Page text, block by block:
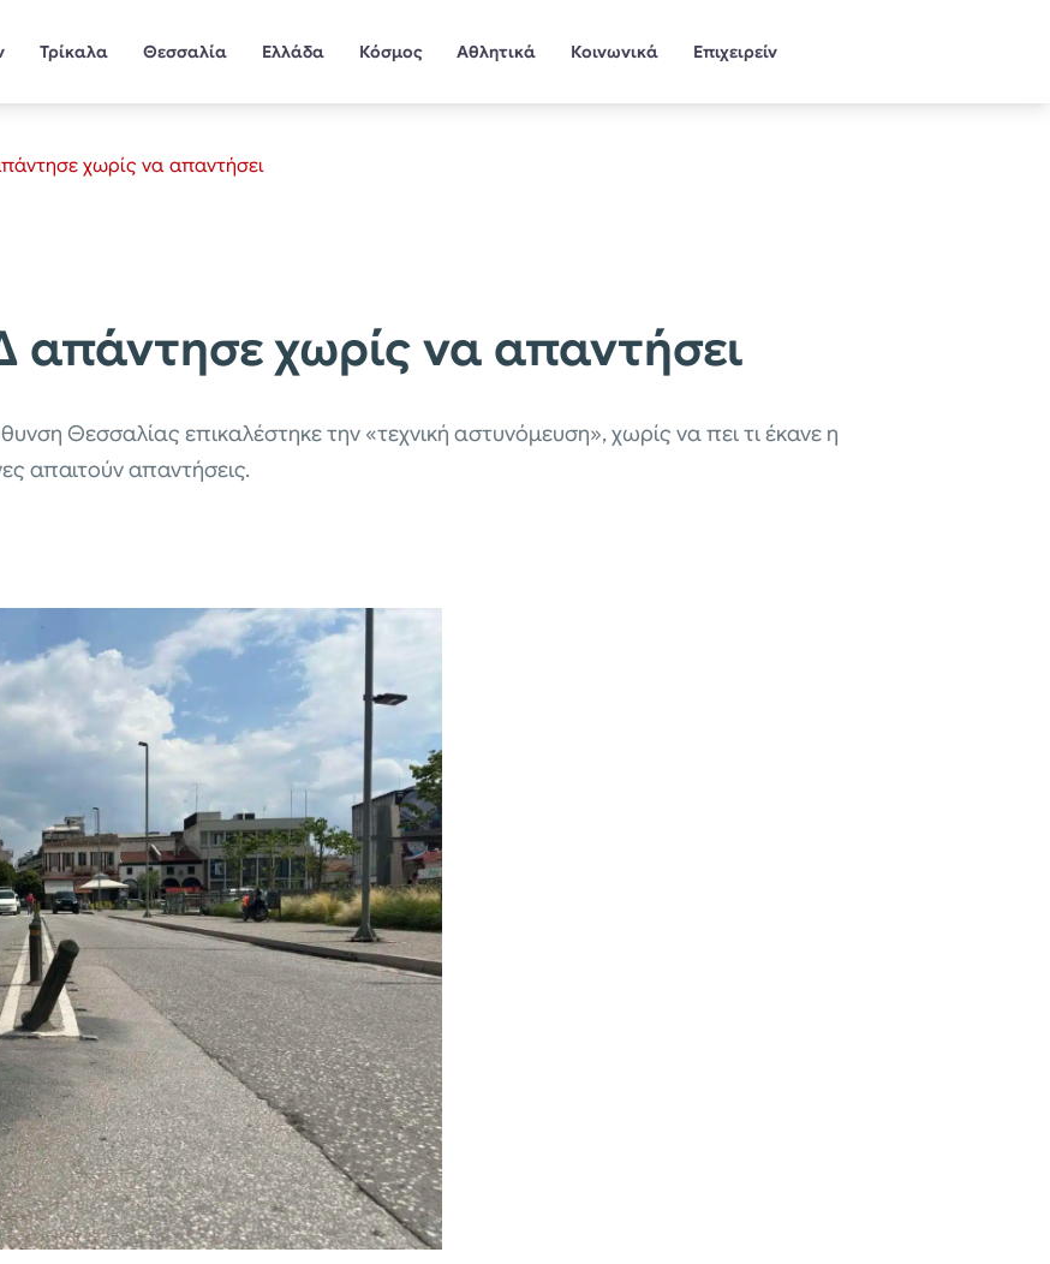
Τρίκαλα Θεσσαλία Ελλάδα Κόσμος Αθλητικά Κοινωνικά Επιχειρείν
χωρίς να απαντήσει
απάντησε χωρίς να απαντήσει
Θεσσαλίας επικαλέστηκε την «τεχνική αστυνόμευση», χωρίς να πει τι έκανε η
απαιτούν απαντήσεις.